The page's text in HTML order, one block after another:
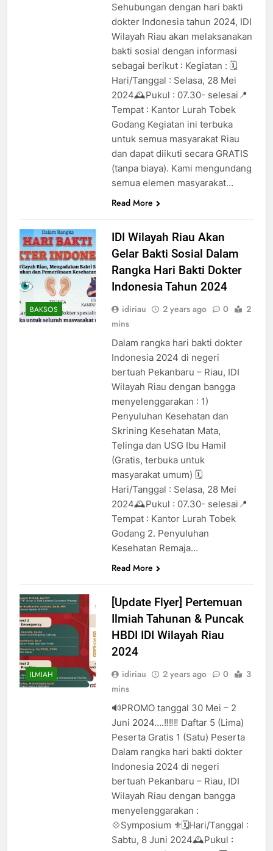
Sehubungan dengan hari bakti
dokter Indonesia tahun 2024, IDI
Wilayah Riau akan melaksanakan
bakti sosial dengan informasi
sebagai berikut : Kegiatan : 🗓️
Hari/Tanggal : Selasa, 28 Mei
2024🕰️Pukul : 07.30- selesai📍
Tempat : Kantor Lurah Tobek
Godang Kegiatan ini terbuka
untuk semua masyarakat Riau
dan dapat diikuti secara GRATIS
(tanpa biaya). Kami mengundang
semua elemen masyarakat…
Read More
BAKSOS
IDI Wilayah Riau Akan
Gelar Bakti Sosial Dalam
Rangka Hari Bakti Dokter
Indonesia Tahun 2024
idiriau 2 years ago 0
2
mins
Dalam rangka hari bakti dokter
Indonesia 2024 di negeri
bertuah Pekanbaru – Riau, IDI
Wilayah Riau dengan bangga
menyelenggarakan : 1)
Penyuluhan Kesehatan dan
Skrining Kesehatan Mata,
Telinga dan USG Ibu Hamil
(Gratis, terbuka untuk
masyarakat umum) 🗓️
Hari/Tanggal : Selasa, 28 Mei
2024🕰️Pukul : 07.30- selesai📍
Tempat : Kantor Lurah Tobek
Godang 2. Penyuluhan
Kesehatan Remaja…
Read More
ILMIAH
[Update Flyer] Pertemuan
Ilmiah Tahunan & Puncak
HBDI IDI Wilayah Riau
2024
idiriau 2 years ago 0
3
mins
🔊PROMO tanggal 30 Mei – 2
Juni 2024….‼️‼️‼️ Daftar 5 (Lima)
Peserta Gratis 1 (Satu) Peserta
Dalam rangka hari bakti dokter
Indonesia 2024 di negeri
bertuah Pekanbaru – Riau, IDI
Wilayah Riau dengan bangga
menyelenggarakan :
💠Symposium ⚜️🗓️Hari/Tanggal :
Sabtu, 8 Juni 2024🕰️Pukul :